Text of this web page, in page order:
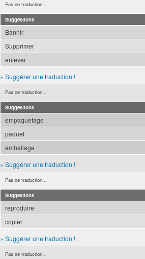
Pas de traduction...
Suggestions
Bannir
Supprimer
enlever
» Suggérer une traduction !
Pas de traduction...
Suggestions
empaquetage
paquet
emballage
» Suggérer une traduction !
Pas de traduction...
Suggestions
reproduire
copier
» Suggérer une traduction !
Pas de traduction...